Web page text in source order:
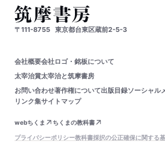
〒111-8755 東京都台東区蔵前2-5-3
会社概要会社ロゴ・銘板について
太宰治賞太宰治と筑摩書房
お問い合わせ著作権について出版目録ソーシャル
リンク集サイトマップ
webちくま
ちくまの教科書
プライバシーポリシー教科書採択の公正確保に関する